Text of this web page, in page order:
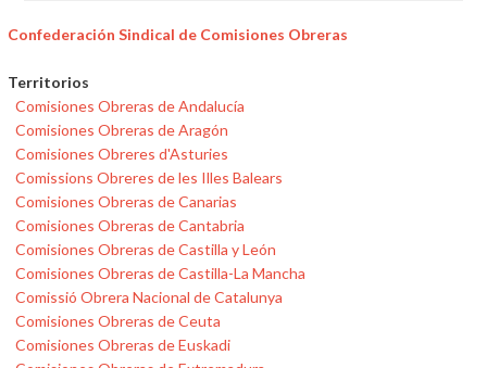
Confederación Sindical de Comisiones Obreras
Territorios
Comisiones Obreras de Andalucía
Comisiones Obreras de Aragón
Comisiones Obreres d'Asturies
Comissions Obreres de les Illes Balears
Comisiones Obreras de Canarias
Comisiones Obreras de Cantabria
Comisiones Obreras de Castilla y León
Comisiones Obreras de Castilla-La Mancha
Comissió Obrera Nacional de Catalunya
Comisiones Obreras de Ceuta
Comisiones Obreras de Euskadi